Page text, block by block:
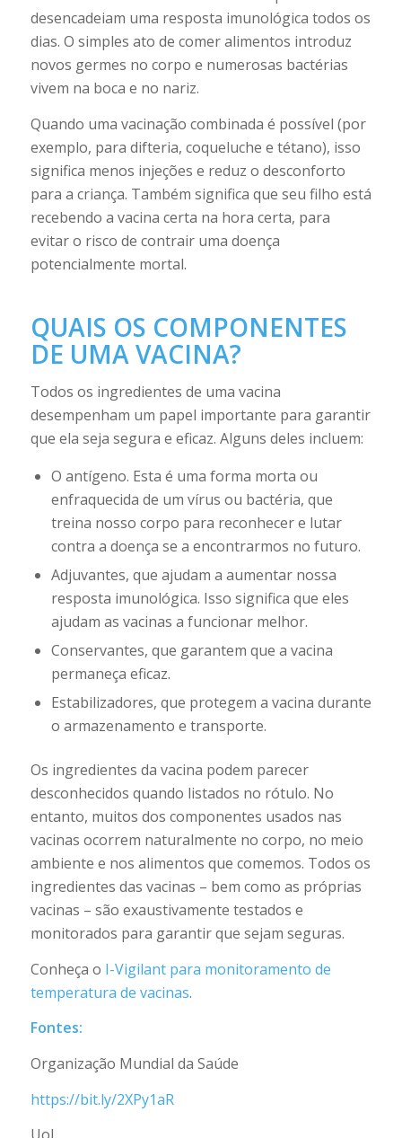
desencadeiam uma resposta imunológica todos os
dias. O simples ato de comer alimentos introduz
novos germes no corpo e numerosas bactérias
vivem na boca e no nariz.
Quando uma vacinação combinada é possível (por
exemplo, para difteria, coqueluche e tétano), isso
significa menos injeções e reduz o desconforto
para a criança. Também significa que seu filho está
recebendo a vacina certa na hora certa, para
evitar o risco de contrair uma doença
potencialmente mortal.
QUAIS OS COMPONENTES
DE UMA VACINA?
Todos os ingredientes de uma vacina
desempenham um papel importante para garantir
que ela seja segura e eficaz. Alguns deles incluem:
O antígeno. Esta é uma forma morta ou
enfraquecida de um vírus ou bactéria, que
treina nosso corpo para reconhecer e lutar
contra a doença se a encontrarmos no futuro.
Adjuvantes, que ajudam a aumentar nossa
resposta imunológica. Isso significa que eles
ajudam as vacinas a funcionar melhor.
Conservantes, que garantem que a vacina
permaneça eficaz.
Estabilizadores, que protegem a vacina durante
o armazenamento e transporte.
Os ingredientes da vacina podem parecer
desconhecidos quando listados no rótulo. No
entanto, muitos dos componentes usados nas
vacinas ocorrem naturalmente no corpo, no meio
ambiente e nos alimentos que comemos. Todos os
ingredientes das vacinas – bem como as próprias
vacinas – são exaustivamente testados e
monitorados para garantir que sejam seguras.
Conheça o I-Vigilant para monitoramento de
temperatura de vacinas.
Fontes:
Organização Mundial da Saúde
https://bit.ly/2XPy1aR